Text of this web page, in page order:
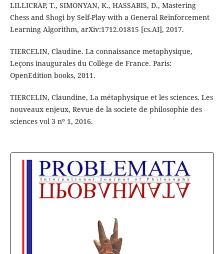
LILLICRAP, T., SIMONYAN, K., HASSABIS, D., Mastering
Chess and Shogi by Self-Play with a General Reinforcement
Learning Algorithm, arXiv:1712.01815 [cs.AI], 2017.
TIERCELIN, Claudine. La connaissance metaphysique,
Leçons inaugurales du Collège de France. Paris:
OpenEdition books, 2011.
TIERCELIN, Claundine, La métaphysique et les sciences. Les
nouveaux enjeux, Revue de la societe de philosophie des
sciences vol 3 nº 1, 2016.